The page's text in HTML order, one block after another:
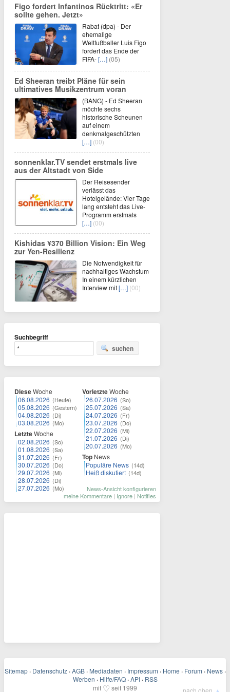
Figo fordert Infantinos Rücktritt: «Er
sollte gehen. Jetzt»
Rabat (dpa) - Der
ehemalige
Weltfußballer Luis Figo
fordert das Ende der
FIFA-[…] (05)
Ed Sheeran treibt Pläne für sein
ultimatives Musikzentrum voran
(BANG) - Ed Sheeran
möchte sechs
historische Scheunen
auf einem
denkmalgeschützten
[…] (00)
sonnenklar.TV sendet erstmals live
aus der Altstadt von Side
Der Reisesender
verlässt das
Hotelgelände: Vier Tage
lang entsteht das Live-
Programm erstmals
[…] (00)
Kishidas ¥370 Billion Vision: Ein Weg
zur Yen-Resilienz
Die Notwendigkeit für
nachhaltiges Wachstum
In einem kürzlichen
Interview mit[…] (00)
Suchbegriff
suchen
DieseWoche
06.08.2026 (Heute)
05.08.2026 (Gestern)
04.08.2026 (Di)
03.08.2026 (Mo)
LetzteWoche
02.08.2026 (So)
01.08.2026 (Sa)
31.07.2026 (Fr)
30.07.2026 (Do)
29.07.2026 (Mi)
28.07.2026 (Di)
27.07.2026 (Mo)
VorletzteWoche
26.07.2026 (So)
25.07.2026 (Sa)
24.07.2026 (Fr)
23.07.2026 (Do)
22.07.2026 (Mi)
21.07.2026 (Di)
20.07.2026 (Mo)
Top News
Populäre News (14d)
Heiß diskutiert (14d)
News-Ansicht konfigurieren
meine Kommentare | Ignore | Notifies
Sitemap · Datenschutz · AGB · Mediadaten · Impressum · Home · Forum · News ·
Werben · Hilfe/FAQ · API · RSS
mit ♡ seit 1999 nach oben